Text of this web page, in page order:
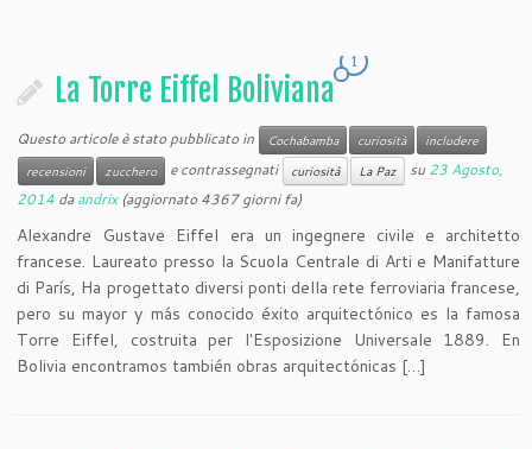
La Torre Eiffel Boliviana
1
Questo articole è stato pubblicato in Cochabamba curiosità
includere
recensioni
zucchero e contrassegnati curiosità La Paz su23 Agosto,
2014 daandrix(aggiornato 4367 giorni fa)
Alexandre Gustave Eiffel era un ingegnere civile e architetto
francese. Laureato presso la Scuola Centrale di Arti e Manifatture
di París, Ha progettato diversi ponti della rete ferroviaria francese,
pero su mayor y más conocido éxito arquitectónico es la famosa
Torre Eiffel, costruita per l'Esposizione Universale 1889. En
Bolivia encontramos también obras arquitectónicas […]